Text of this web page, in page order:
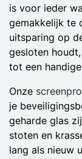
is voor ieder
gemakkelijk te
uitsparing op
gesloten
tot een
Onze
je
geharde glas
stoten en
lang als nieuw